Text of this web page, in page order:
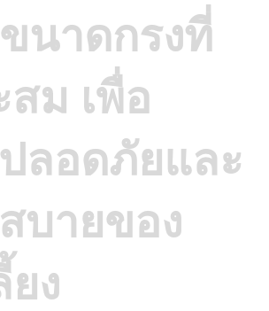
นาดกรงที่
สม เพื่อ
ลอดภัยและ
บายของ
ยง